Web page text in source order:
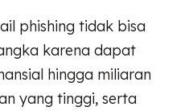
phishing tidak bisa
karena dapat
hingga miliaran
yang tinggi, serta